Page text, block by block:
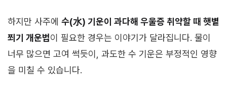
하지만 사주에 수(水) 기운이 과다해 우울증 취약할 때 햇볕
쬐기 개운법이 필요한 경우는 이야기가 달라집니다. 물이
너무 많으면 고여 썩듯이, 과도한 수 기운은 부정적인 영향
을 미칠 수 있습니다.